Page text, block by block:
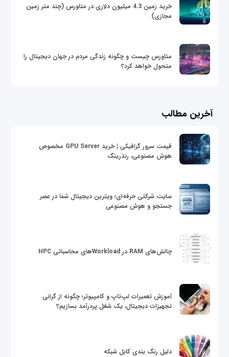
خرید زمین 4.3 میلیون دلاری در متاورس (چند متر زمین
مجازی)
متاورس چیست و چگونه زندگی مردم در جهان دیجیتال را
متحول خواهد کرد؟
آخرین مطالب
قیمت سرور گرافیکی | خرید GPU Server مخصوص
هوش مصنوعی، رندرینگ
سایت شرکتی حرفه‌ای؛ ویترین دیجیتال شما در عصر
جستجو و هوش مصنوعی
چالش‌های RAM در Workloadهای محاسباتی HPC
آموزش تعمیرات لپ‌تاپ و کامپیوتر؛ چگونه از گرانی
تجهیزات دیجیتال، یک شغل پردرآمد بسازیم؟
دلیل رنگ بندی کابل شبکه